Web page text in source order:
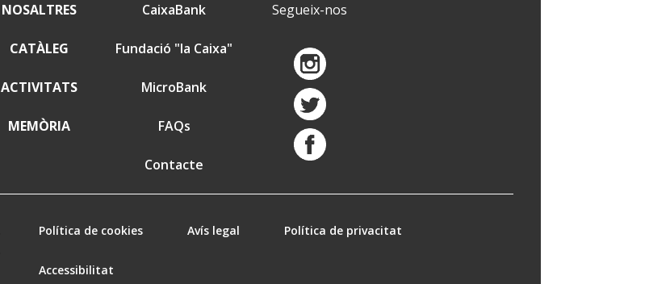
NOSALTRES
CATÀLEG
ACTIVITATS
MEMÒRIA
CaixaBank
Fundació "la Caixa"
MicroBank
FAQs
Contacte
Segueix-nos
Política de cookies Avís legal Política de privacitat
Accessibilitat